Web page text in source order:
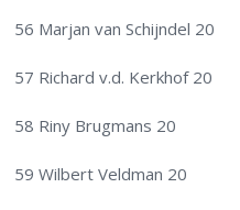
56 Marjan van Schijndel 20
57 Richard v.d. Kerkhof 20
58 Riny Brugmans 20
59 Wilbert Veldman 20